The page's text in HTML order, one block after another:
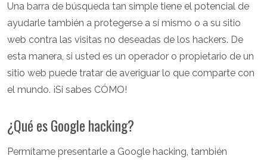
Una barra de búsqueda tan simple tiene el potencial de
ayudarle también a protegerse a sí mismo o a su sitio
web contra las visitas no deseadas de los hackers. De
esta manera, si usted es un operador o propietario de un
sitio web puede tratar de averiguar lo que comparte con
el mundo. ¡Si sabes CÓMO!
¿Qué es Google hacking?
Permítame presentarle a Google hacking, también